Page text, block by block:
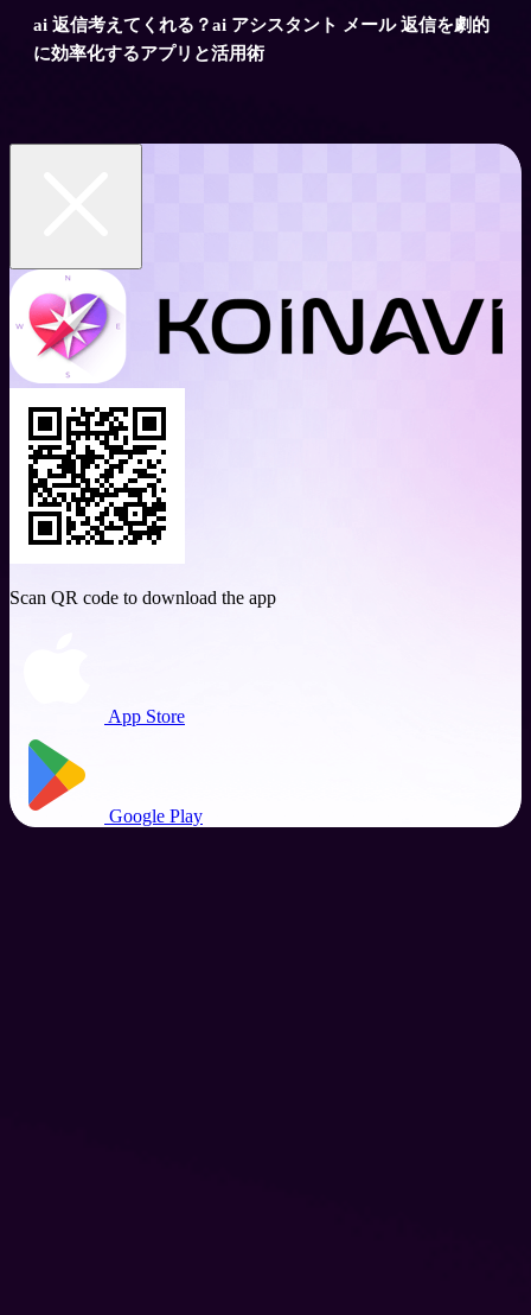
ai 返信考えてくれる？ai アシスタント メール 返信を劇的
に効率化するアプリと活用術
Scan QR code to download the app
App Store
Google Play